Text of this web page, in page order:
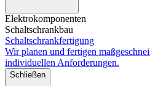
Elektrokomponenten
Schaltschrankbau
Schaltschrankfertigung
Wir planen und fertigen
individuellen Anforderungen.
Schließen